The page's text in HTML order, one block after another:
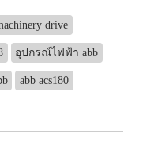
drive
อุปกรณ์ไฟฟ้า abb
abb acs180